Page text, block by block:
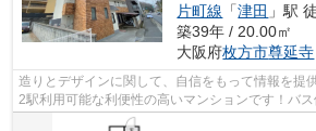
片町線 「津田 」駅
築39年 / 20.00㎡
大阪府枚方市尊延寺
造りとデザインに関して、自信をもって情報を提
2駅利用可能な利便性の高いマンションです！バ
で、バスを逃す心配はほとんどありませ...